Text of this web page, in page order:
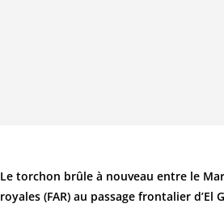
Le torchon brûle à nouveau entre le
royales (FAR) au passage frontalier